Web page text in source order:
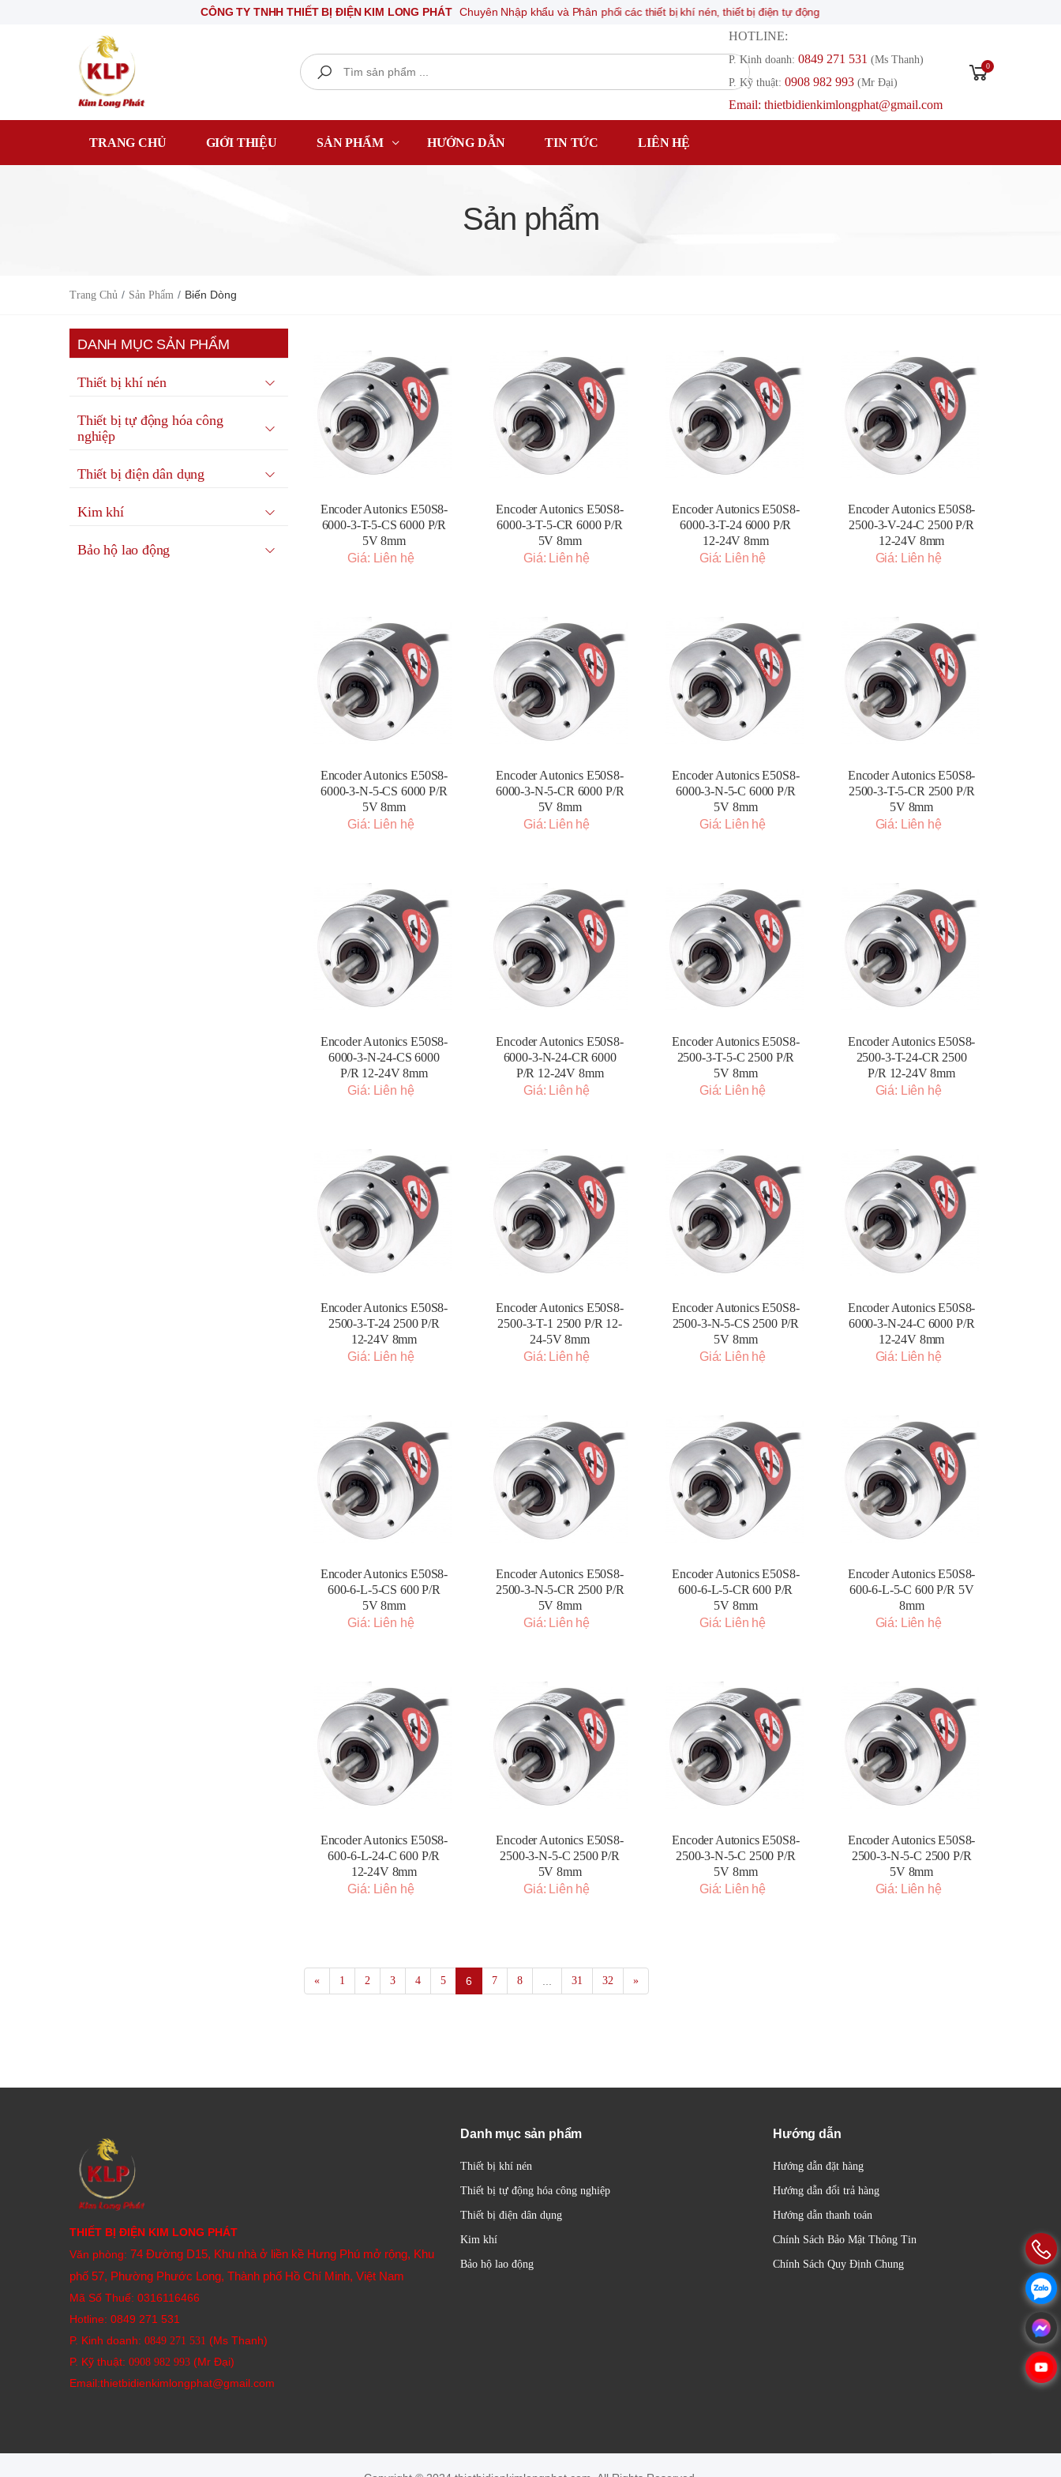
CÔNG TY TNHH THIẾT BỊ ĐIỆN KIM LONG PHÁT Chuyên Nhập khẩu và Phân phối các thiết bị khí nén, thiết bị điện tự động
Search
HOTLINE:
P. Kinh doanh: 0849 271 531 (Ms Thanh)
P. Kỹ thuật: 0908 982 993​ (Mr Đại)
Email: thietbidienkimlongphat@gmail.com
0
TRANG CHỦ GIỚI THIỆU SẢN PHẨM HƯỚNG DẪN TIN TỨC LIÊN HỆ
Sản phẩm
Trang Chủ Sản Phẩm Biến Dòng
Encoder Autonics E50S8-
6000-3-T-5-CS 6000 P/R
5V 8mm
Giá: Liên hệ
Encoder Autonics E50S8-
6000-3-T-5-CR 6000 P/R
5V 8mm
Giá: Liên hệ
Encoder Autonics E50S8-
6000-3-T-24 6000 P/R
12-24V 8mm
Giá: Liên hệ
Encoder Autonics E50S8-
2500-3-V-24-C 2500 P/R
12-24V 8mm
Giá: Liên hệ
Encoder Autonics E50S8-
6000-3-N-5-CS 6000 P/R
5V 8mm
Giá: Liên hệ
Encoder Autonics E50S8-
6000-3-N-5-CR 6000 P/R
5V 8mm
Giá: Liên hệ
Encoder Autonics E50S8-
6000-3-N-5-C 6000 P/R
5V 8mm
Giá: Liên hệ
Encoder Autonics E50S8-
2500-3-T-5-CR 2500 P/R
5V 8mm
Giá: Liên hệ
Encoder Autonics E50S8-
6000-3-N-24-CS 6000
P/R 12-24V 8mm
Giá: Liên hệ
Encoder Autonics E50S8-
6000-3-N-24-CR 6000
P/R 12-24V 8mm
Giá: Liên hệ
Encoder Autonics E50S8-
2500-3-T-5-C 2500 P/R
5V 8mm
Giá: Liên hệ
Encoder Autonics E50S8-
2500-3-T-24-CR 2500
P/R 12-24V 8mm
Giá: Liên hệ
Encoder Autonics E50S8-
2500-3-T-24 2500 P/R
12-24V 8mm
Giá: Liên hệ
Encoder Autonics E50S8-
2500-3-T-1 2500 P/R 12-
24-5V 8mm
Giá: Liên hệ
Encoder Autonics E50S8-
2500-3-N-5-CS 2500 P/R
5V 8mm
Giá: Liên hệ
Encoder Autonics E50S8-
6000-3-N-24-C 6000 P/R
12-24V 8mm
Giá: Liên hệ
Encoder Autonics E50S8-
600-6-L-5-CS 600 P/R
5V 8mm
Giá: Liên hệ
Encoder Autonics E50S8-
2500-3-N-5-CR 2500 P/R
5V 8mm
Giá: Liên hệ
Encoder Autonics E50S8-
600-6-L-5-CR 600 P/R
5V 8mm
Giá: Liên hệ
Encoder Autonics E50S8-
600-6-L-5-C 600 P/R 5V
8mm
Giá: Liên hệ
Encoder Autonics E50S8-
600-6-L-24-C 600 P/R
12-24V 8mm
Giá: Liên hệ
Encoder Autonics E50S8-
2500-3-N-5-C 2500 P/R
5V 8mm
Giá: Liên hệ
Encoder Autonics E50S8-
2500-3-N-5-C 2500 P/R
5V 8mm
Giá: Liên hệ
Encoder Autonics E50S8-
2500-3-N-5-C 2500 P/R
5V 8mm
Giá: Liên hệ
« 1 2 3 4 5 6 7 8 31 32 »
DANH MỤC SẢN PHẨM
Thiết bị khí nén
Thiết bị tự động hóa công
nghiệp
Thiết bị điện dân dụng
Kim khí
Bảo hộ lao động
THIẾT BỊ ĐIỆN KIM LONG PHÁT
Văn phòng: 74 Đường D15, Khu nhà ở liền kề Hưng Phú mở rộng, Khu
phố 57, Phường Phước Long, Thành phố Hồ Chí Minh, Việt Nam
Mã Số Thuế: 0316116466
Hotline: 0849 271 531
P. Kinh doanh: 0849 271 531 (Ms Thanh)
P. Kỹ thuật: 0908 982 993​ (Mr Đại)
Email:thietbidienkimlongphat@gmail.com
Danh mục sản phẩm
Thiết bị khí nén
Thiết bị tự động hóa công nghiệp
Thiết bị điện dân dụng
Kim khí
Bảo hộ lao động
Hướng dẫn
Hướng dẫn đặt hàng
Hướng dẫn đổi trả hàng
Hướng dẫn thanh toán
Chính Sách Bảo Mật Thông Tin
Chính Sách Quy Định Chung